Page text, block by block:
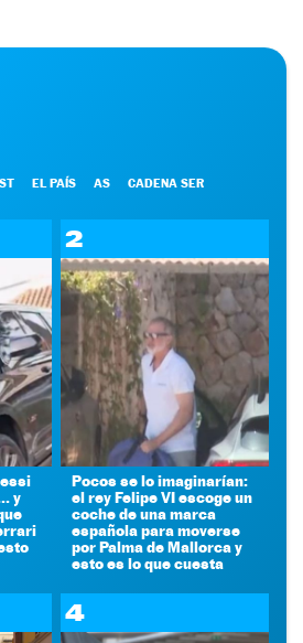
EL PAÍS AS CADENA SER
y
2
Pocos se lo imaginarían:
el rey Felipe VI escoge un
coche de una marca
española para moverse
por Palma de Mallorca y
esto es lo que cuesta
4